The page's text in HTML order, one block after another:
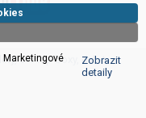
set top boxy, dvb-t
Marketingové
Zobrazit
detaily